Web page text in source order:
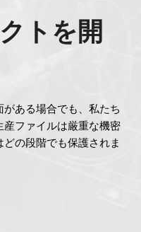
トを開
ある場合でも、私たち
ファイルは厳重な機密
の段階でも保護されま